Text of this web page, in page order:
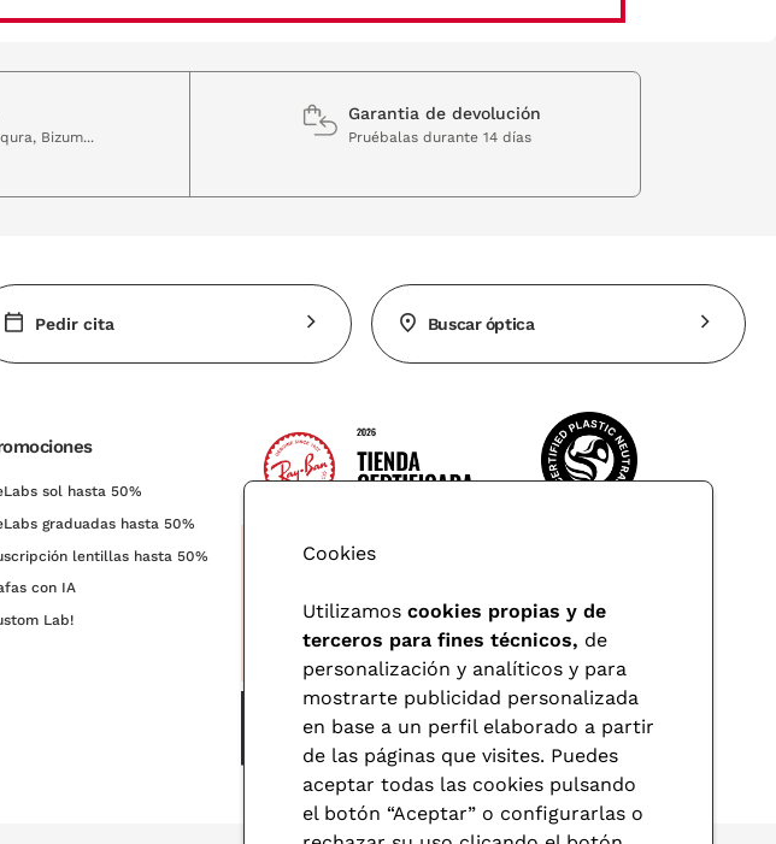
Bizum...
Garantia de devolución
Pruébalas durante 14 días
Pedir cita Buscar óptica
sol hasta 50%
graduadas hasta 50%
lentillas hasta 50%
con IA
Lab!
Cookies
Utilizamos cookies propias y de
terceros para fines técnicos, de
personalización y analíticos y para
mostrarte publicidad personalizada
en base a un perfil elaborado a partir
de las páginas que visites. Puedes
aceptar todas las cookies pulsando
el botón “Aceptar” o configurarlas o